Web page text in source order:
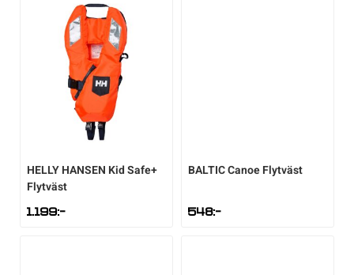
HELLY HANSEN Kid Safe+
Flytväst
1.199:-
BALTICCanoe Flytväst
548:-